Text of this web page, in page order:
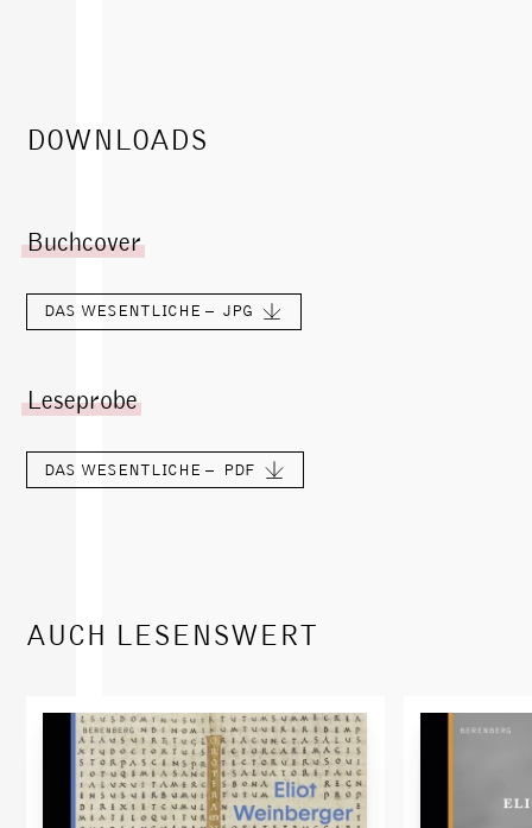
DOWNLOADS
Buchcover
DAS WESENTLICHE – JPG
Leseprobe
DAS WESENTLICHE – PDF
AUCH LESENSWERT